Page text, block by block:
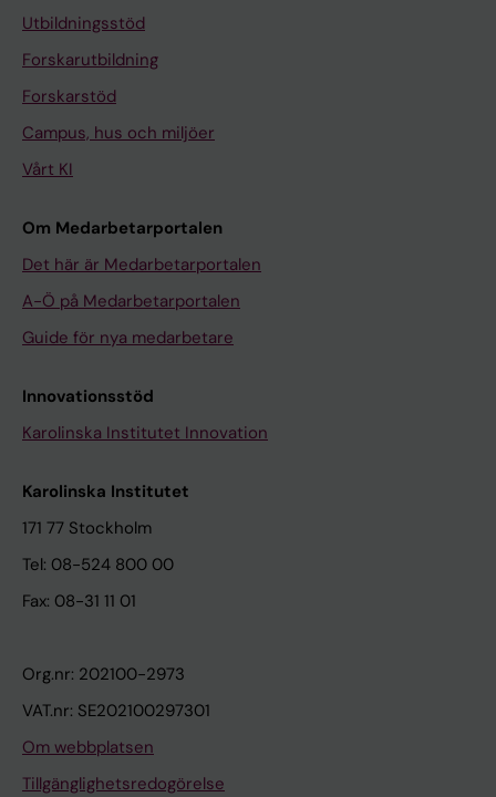
Utbildningsstöd
Forskarutbildning
Forskarstöd
Campus, hus och miljöer
Vårt KI
Om Medarbetarportalen
Det här är Medarbetarportalen
A-Ö på Medarbetarportalen
Guide för nya medarbetare
Innovationsstöd
Karolinska Institutet Innovation
Karolinska Institutet
171 77 Stockholm
Tel: 08-524 800 00
Fax: 08-31 11 01
Org.nr: 202100-2973
VAT.nr: SE202100297301
Om webbplatsen
Tillgänglighetsredogörelse